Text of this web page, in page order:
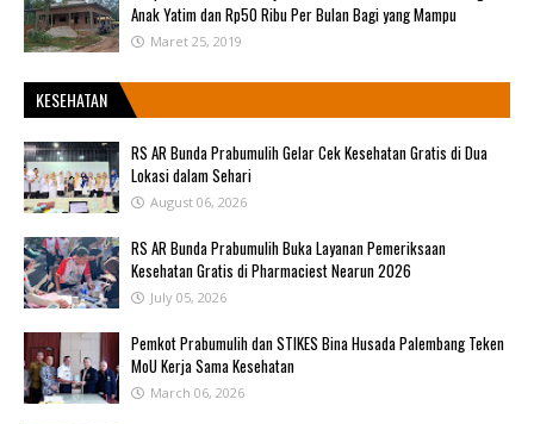
Anak Yatim dan Rp50 Ribu Per Bulan Bagi yang Mampu
Maret 25, 2019
KESEHATAN
RS AR Bunda Prabumulih Gelar Cek Kesehatan Gratis di Dua
Lokasi dalam Sehari
August 06, 2026
RS AR Bunda Prabumulih Buka Layanan Pemeriksaan
Kesehatan Gratis di Pharmaciest Nearun 2026
July 05, 2026
Pemkot Prabumulih dan STIKES Bina Husada Palembang Teken
MoU Kerja Sama Kesehatan
March 06, 2026